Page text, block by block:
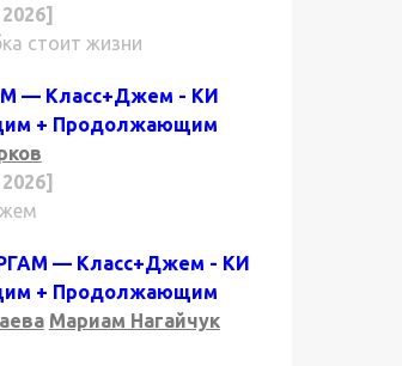
стоит жизни
— Класс+Джем - КИ
+ Продолжающим
— Класс+Джем - КИ
+ Продолжающим
Мариам Нагайчук